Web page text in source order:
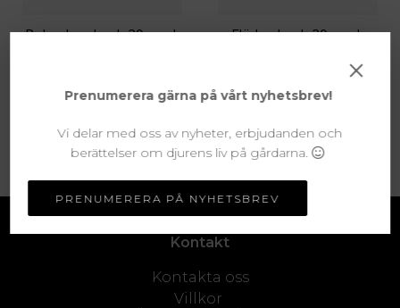
Rabarberdryck 20-pack Fläderdryck 20-pack
MER INFO
Kontakt
Kontakta oss
Villkor
×
Prenumerera gärna på vårt nyhetsbrev!
Vi delar med oss av nyheter, erbjudanden och
berättelser om djurens liv på gårdarna.
PRENUMERERA PÅ NYHETSBREV